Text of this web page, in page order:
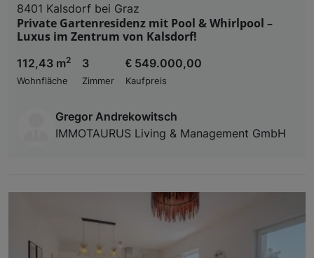
8401 Kalsdorf bei Graz
Private Gartenresidenz mit Pool & Whirlpool –
Luxus im Zentrum von Kalsdorf!
112,43 m2
Wohnfläche
3
Zimmer
€ 549.000,00
Kaufpreis
Gregor Andrekowitsch
IMMOTAURUS Living & Management GmbH